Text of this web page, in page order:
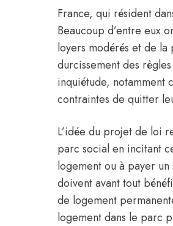
France, qui résident
Beaucoup d’entre eux
loyers modérés et de
durcissement des
inquiétude, notamment
contraintes de quitter
L’idée du projet de loi
parc social en incitant
logement ou à payer
doivent avant tout
de logement
logement dans le parc